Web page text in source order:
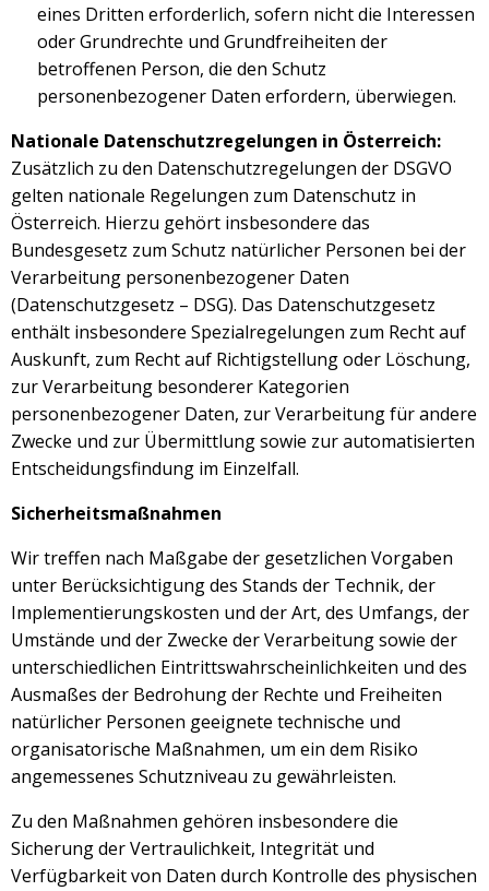
eines Dritten erforderlich, sofern nicht die Interessen
oder Grundrechte und Grundfreiheiten der
betroffenen Person, die den Schutz
personenbezogener Daten erfordern, überwiegen.
Nationale Datenschutzregelungen in Österreich:
Zusätzlich zu den Datenschutzregelungen der DSGVO
gelten nationale Regelungen zum Datenschutz in
Österreich. Hierzu gehört insbesondere das
Bundesgesetz zum Schutz natürlicher Personen bei der
Verarbeitung personenbezogener Daten
(Datenschutzgesetz – DSG). Das Datenschutzgesetz
enthält insbesondere Spezialregelungen zum Recht auf
Auskunft, zum Recht auf Richtigstellung oder Löschung,
zur Verarbeitung besonderer Kategorien
personenbezogener Daten, zur Verarbeitung für andere
Zwecke und zur Übermittlung sowie zur automatisierten
Entscheidungsfindung im Einzelfall.
Sicherheitsmaßnahmen
Wir treffen nach Maßgabe der gesetzlichen Vorgaben
unter Berücksichtigung des Stands der Technik, der
Implementierungskosten und der Art, des Umfangs, der
Umstände und der Zwecke der Verarbeitung sowie der
unterschiedlichen Eintrittswahrscheinlichkeiten und des
Ausmaßes der Bedrohung der Rechte und Freiheiten
natürlicher Personen geeignete technische und
organisatorische Maßnahmen, um ein dem Risiko
angemessenes Schutzniveau zu gewährleisten.
Zu den Maßnahmen gehören insbesondere die
Sicherung der Vertraulichkeit, Integrität und
Verfügbarkeit von Daten durch Kontrolle des physischen